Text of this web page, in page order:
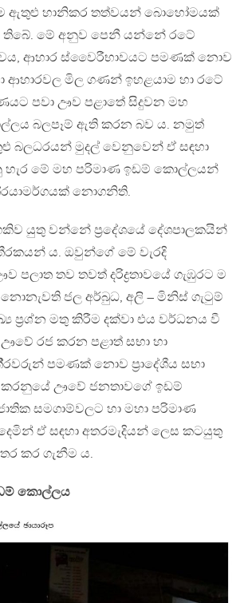
ඇතුළු හානිකර තත්වයන් බොහෝමයක්
තිබේ. මේ අනුව පෙනී යන්නේ රටේ
ආහාර ස්වෛරීභාවයට පමණක් නොව
ආහාරවල මිල ගණන් ඉහළයාම හා රටේ
පවා ඌව පළාතේ සිදුවන මහ
බලපෑම් ඇති කරන බව ය. නමුත්
බලධරයන් මුදල් වෙනුවෙන් ඒ සඳහා
මේ මහ පරිමාණ ඉඩම් කොල්ලයන්
නොගනිති.
යුතු වන්නේ ප‍්‍රදේශයේ දේශපාලකයින්
ය. ඔවුන්ගේ මේ වැරදි
පලාත තව තවත් දරිද්‍රතාවයේ ගැඹුරට ම
නොනැවති ජල අර්බුධ, අලි – මිනිස් ගැටුම්
ප‍්‍රශ්න මතු කිරීම දක්වා එය වර්ධනය වී
රජ කරන පළාත් සභා හා
පමණක් නොව ප‍්‍රාදේශීය සභා
ඌවේ ජනතාවගේ ඉඩම්
සමගාම්වලට හා මහා පරිමාණ
ඒ සඳහා අතරමැදියන් ලෙස කටයුතු
කර ගැනීම ය.
කොල්ලය